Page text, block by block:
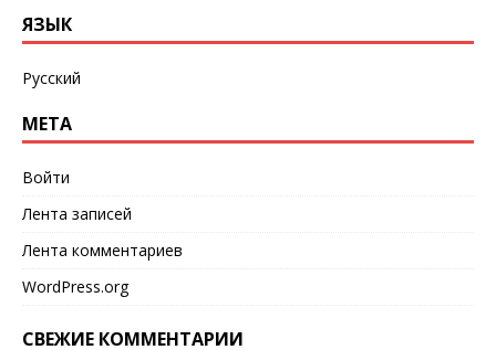
ЯЗЫК
Русский
МЕТА
Войти
Лента записей
Лента комментариев
WordPress.org
СВЕЖИЕ КОММЕНТАРИИ